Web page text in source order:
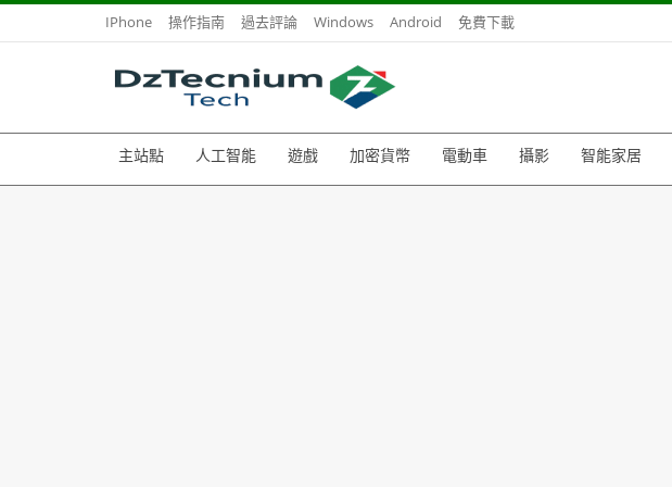
IPhone 操作指南 過去評論 Windows Android 免費下載
主站點 人工智能 遊戲 加密貨幣 電動車 攝影 智能家居